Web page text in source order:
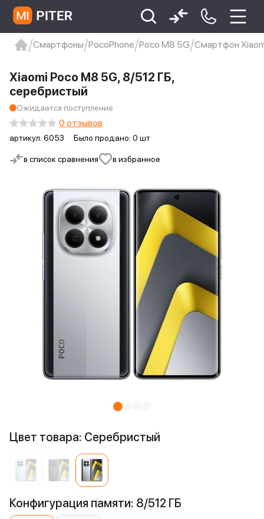
Xiaomi 9 про
xiaomi redmi 12c
Смартфоны PocoPhone Poco M8 5G Смартфон
в список сравнения в избранное
Xiaomi Poco M8 5G, 8/512 ГБ,
серебристый
Ожидается поступление
артикул: 6053 Было продано: 0 шт
0 отзывов
Цвет товара: Серебристый
Конфигурация памяти: 8/512 ГБ